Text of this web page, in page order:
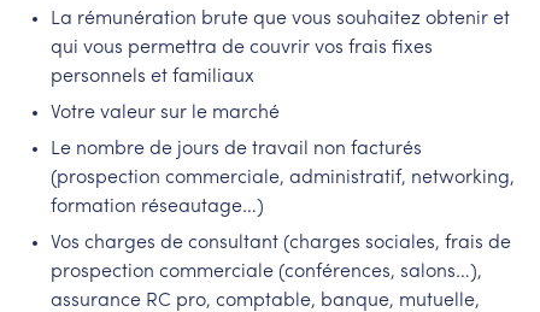
La rémunération brute que vous souhaitez obtenir et
qui vous permettra de couvrir vos frais fixes
personnels et familiaux
Votre valeur sur le marché
Le nombre de jours de travail non facturés
(prospection commerciale, administratif, networking,
formation réseautage…)
Vos charges de consultant (charges sociales, frais de
prospection commerciale (conférences, salons…),
assurance RC pro, comptable, banque, mutuelle,